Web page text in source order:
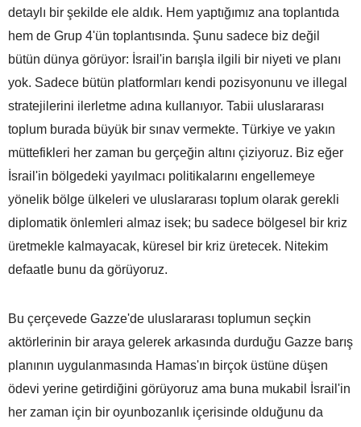
detaylı bir şekilde ele aldık. Hem yaptığımız ana toplantıda
hem de Grup 4'ün toplantısında. Şunu sadece biz değil
bütün dünya görüyor: İsrail'in barışla ilgili bir niyeti ve planı
yok. Sadece bütün platformları kendi pozisyonunu ve illegal
stratejilerini ilerletme adına kullanıyor. Tabii uluslararası
toplum burada büyük bir sınav vermekte. Türkiye ve yakın
müttefikleri her zaman bu gerçeğin altını çiziyoruz. Biz eğer
İsrail'in bölgedeki yayılmacı politikalarını engellemeye
yönelik bölge ülkeleri ve uluslararası toplum olarak gerekli
diplomatik önlemleri almaz isek; bu sadece bölgesel bir kriz
üretmekle kalmayacak, küresel bir kriz üretecek. Nitekim
defaatle bunu da görüyoruz.
Bu çerçevede Gazze'de uluslararası toplumun seçkin
aktörlerinin bir araya gelerek arkasında durduğu Gazze barış
planının uygulanmasında Hamas'ın birçok üstüne düşen
ödevi yerine getirdiğini görüyoruz ama buna mukabil İsrail'in
her zaman için bir oyunbozanlık içerisinde olduğunu da